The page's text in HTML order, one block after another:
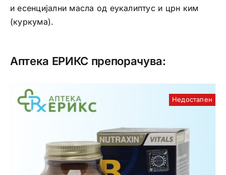
и есенцијални масла од еукалиптус и црн ким
(куркума).
Аптека ЕРИКС препорачува:
Недостапен